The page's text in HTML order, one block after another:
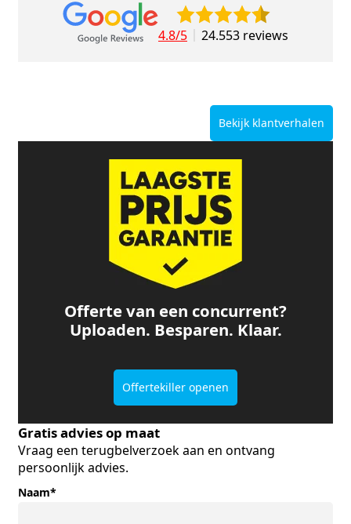
4.8/5 24.553 reviews
Bekijk klantverhalen
Offerte van een concurrent?
Uploaden. Besparen. Klaar.
Offertekiller openen
Gratis advies op maat
Vraag een terugbelverzoek aan en ontvang
persoonlijk advies.
Naam*